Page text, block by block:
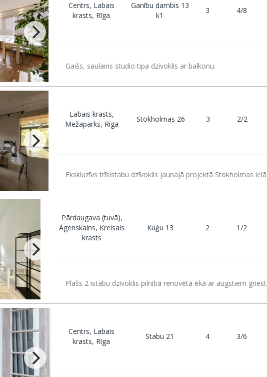
Centrs, Labais
krasts, Rīga
Ganību dambis 13
k1
3 4/8
Gaišs, saulains studio tipa dzīvoklis ar balkonu.
Labais krasts,
Mežaparks, Rīga
Stokholmas 26 3 2/2
Ekskluzīvs trīsistabu dzīvoklis jaunajā projektā Stokholmas ielā
Pārdaugava (tuvā),
Āgenskalns, Kreisais
krasts
Kuģu 13 2 1/2
Plašs 2 istabu dzīvoklis pilnībā renovētā ēkā ar augstiem griest
Centrs, Labais
krasts, Rīga
Stabu 21 4 3/6